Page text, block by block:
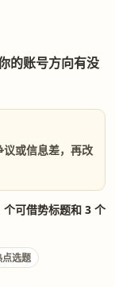
的账号方向有没
或信息差，再改
可借势标题和 3 个
选题